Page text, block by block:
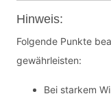
Hinweis:
Folgende Punkte
gewährleisten:
Bei starkem